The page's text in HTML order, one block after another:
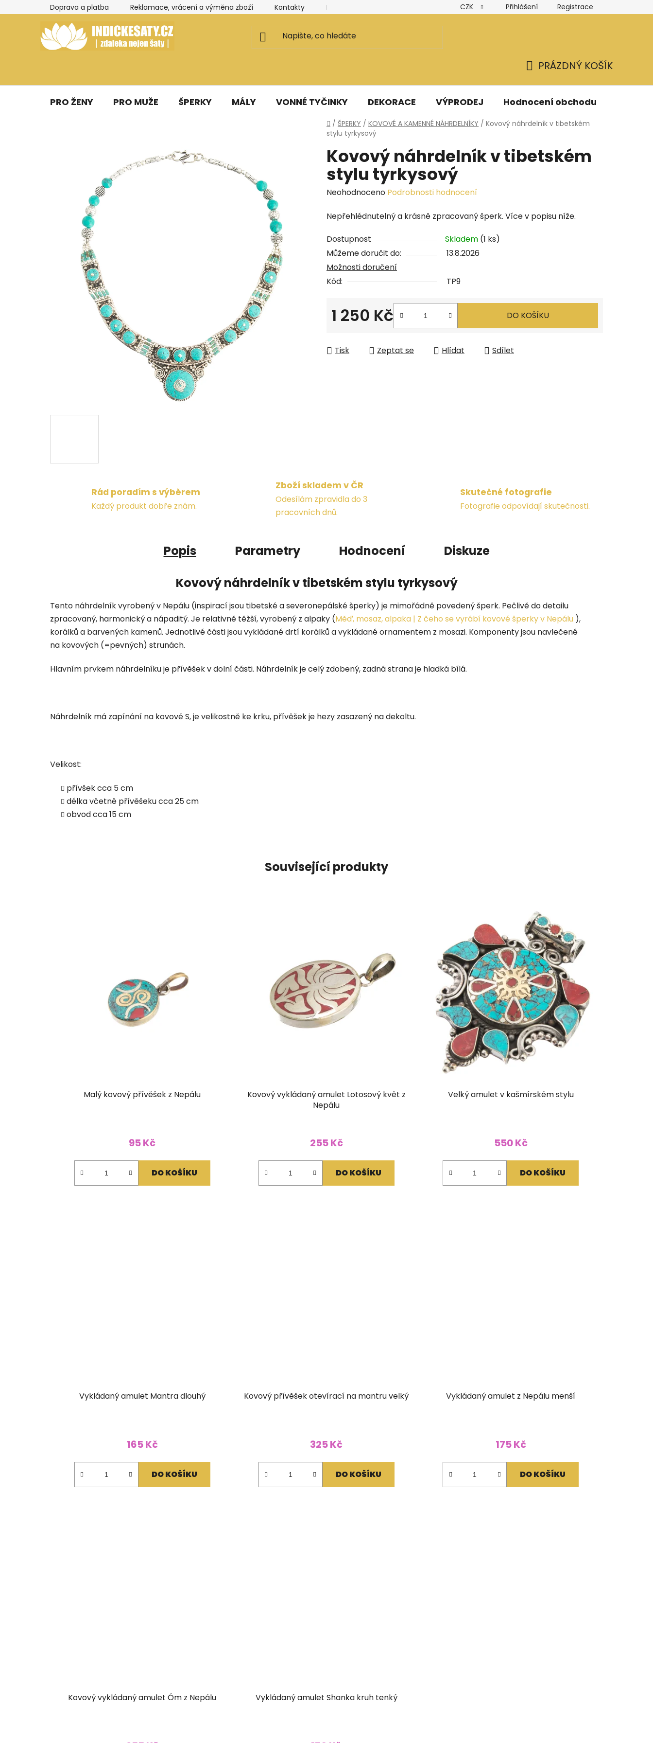
na
Doprava a platba Reklamace, vrácení a výměna zboží Kontakty Kancelář a ateliér Hodnocení obchodu Obchodní podmínky
CZK Přihlášení Registrace
KOŠÍK
PRÁZDNÝ KOŠÍK
PRO ŽENY PRO MUŽE ŠPERKY MÁLY VONNÉ TYČINKY DEKORACE VÝPRODEJ Hodnocení obchodu
Domů
/ ŠPERKY / KOVOVÉ A KAMENNÉ NÁHRDELNÍKY / Kovový náhrdelník v tibetském
stylu tyrkysový
Kovový náhrdelník v tibetském
stylu tyrkysový
Průměrné
produktu
0,0
z
5
hvězdiček.
Neohodnoceno Podrobnosti hodnocení
Nepřehlédnutelný a krásně zpracovaný šperk. Více v popisu níže.
Dostupnost Skladem (1 ks)
Můžeme doručit do:
13.8.2026
Možnosti doručení
Kód:
TP9
1 250 Kč DO KOŠÍKU
Tisk Zeptat se Hlídat Sdílet
Rád poradím s výběrem
Každý produkt dobře znám.
Zboží skladem v ČR
Odesílám zpravidla do 3
pracovních dnů.
Skutečné fotografie
Fotografie odpovídají skutečnosti.
Popis Parametry Hodnocení
Diskuze
Kovový náhrdelník v tibetském stylu tyrkysový
Tento náhrdelník vyrobený v Nepálu (inspirací jsou tibetské a severonepálské šperky) je mimořádně povedený šperk. Pečlivě do detailu
zpracovaný, harmonický a nápaditý. Je relativně těžší, vyrobený z alpaky (Měď, mosaz, alpaka | Z čeho se vyrábí kovové šperky v Nepálu ),
korálků a barvených kamenů. Jednotlivé části jsou vykládané drtí korálků a vykládané ornamentem z mosazi. Komponenty jsou navlečené
na kovových (=pevných) strunách.
Hlavním prvkem náhrdelníku je přívěšek v dolní části. Náhrdelník je celý zdobený, zadná strana je hladká bílá.
Náhrdelník má zapínání na kovové S, je velikostně ke krku, přívěšek je hezy zasazený na dekoltu.
Velikost:
přívšek cca 5 cm
délka včetně přívěšeku cca 25 cm
obvod cca 15 cm
Související produkty
Malý kovový přívěšek z Nepálu
95 Kč
DO KOŠÍKU
Kovový vykládaný amulet Lotosový květ z
Nepálu
255 Kč
DO KOŠÍKU
Velký amulet v kašmírském stylu
550 Kč
DO KOŠÍKU
Vykládaný amulet Mantra dlouhý
165 Kč
DO KOŠÍKU
Kovový přívěšek otevírací na mantru velký
325 Kč
DO KOŠÍKU
Vykládaný amulet z Nepálu menší
175 Kč
DO KOŠÍKU
Kovový vykládaný amulet Óm z Nepálu Vykládaný amulet Shanka kruh tenký